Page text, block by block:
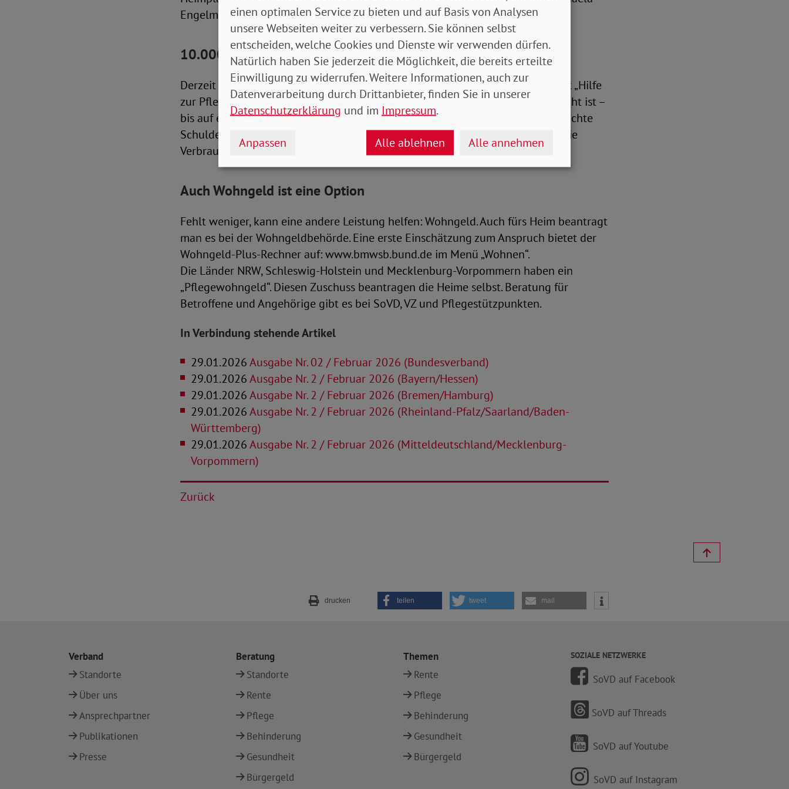
Engelmeier. Seit Jahren tritt der SoVD für eine Pflege-Vollversicherung ein.
10.000 Euro sind Schonvermögen
Derzeit gibt es für Pflegebedürftige folgende Hilfen: Man kann beim Sozialamt „Hilfe
zur Pflege“ beantragen. Anspruch besteht erst, wenn das Vermögen aufgebraucht ist –
bis auf ein Schonvermögen. 10.000 Euro darf ein Single behalten. Vorher gemachte
Schulden, um das Heim zu bezahlen, übernehme das Amt aber nicht, warnen die
Verbraucherzentralen (VZ).
Auch Wohngeld ist eine Option
Fehlt weniger, kann eine andere Leistung helfen: Wohngeld. Auch fürs Heim beantragt
man es bei der Wohngeldbehörde. Eine erste Einschätzung zum Anspruch bietet der
Wohngeld-Plus-Rechner auf: www.bmwsb.bund.de im Menü „Wohnen“.
Die Länder NRW, Schleswig-Holstein und Mecklenburg-Vorpommern haben ein
„Pflegewohngeld“. Diesen Zuschuss beantragen die Heime selbst. Beratung für
Betroffene und Angehörige gibt es bei SoVD, VZ und Pflegestützpunkten.
In Verbindung stehende Artikel
29.01.2026Ausgabe Nr. 02 / Februar 2026 (Bundesverband)
29.01.2026Ausgabe Nr. 2 / Februar 2026 (Bayern/Hessen)
29.01.2026Ausgabe Nr. 2 / Februar 2026 (Bremen/Hamburg)
29.01.2026Ausgabe Nr. 2 / Februar 2026 (Rheinland-Pfalz/Saarland/Baden-
Württemberg)
29.01.2026Ausgabe Nr. 2 / Februar 2026 (Mitteldeutschland/Mecklenburg-
Vorpommern)
Zurück
drucken teilen tweet mail
Verband
Standorte
Über uns
Ansprechpartner
Publikationen
Presse
Beratung
Standorte
Rente
Pflege
Behinderung
Gesundheit
Bürgergeld
Themen
Rente
Pflege
Behinderung
Gesundheit
Bürgergeld
SOZIALE NETZWERKE
SoVD auf Facebook
SoVD auf Threads
SoVD auf Youtube
SoVD auf Instagram
einen optimalen Service zu bieten und auf Basis von Analysen
unsere Webseiten weiter zu verbessern. Sie können selbst
entscheiden, welche Cookies und Dienste wir verwenden dürfen.
Natürlich haben Sie jederzeit die Möglichkeit, die bereits erteilte
Einwilligung zu widerrufen. Weitere Informationen, auch zur
Datenverarbeitung durch Drittanbieter, finden Sie in unserer
Datenschutzerklärung und im Impressum.
Anpassen Alle ablehnen Alle annehmen